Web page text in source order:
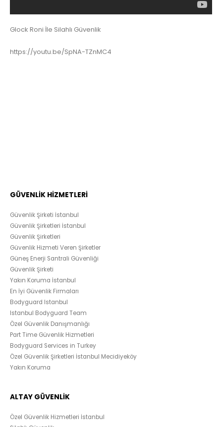
Glock Roni İle Silahlı Güvenlik
https://youtu.be/SpNA-TZnMC4
GÜVENLİK HİZMETLERİ
Güvenlik Şirketi İstanbul
Güvenlik Şirketleri İstanbul
Güvenlik Şirketleri
Güvenlik Hizmeti Veren Şirketler
Güneş Enerji Santrali Güvenliği
Güvenlik Şirketi
Yakın Koruma İstanbul
En İyi Güvenlik Firmaları
Bodyguard Istanbul
Istanbul Bodyguard Team
Özel Güvenlik Danışmanlığı
Part Time Güvenlik Hizmetleri
Bodyguard Services in Turkey
Özel Güvenlik Şirketleri İstanbul Mecidiyeköy
Yakın Koruma
ALTAY GÜVENLİK
Özel Güvenlik Hizmetleri İstanbul